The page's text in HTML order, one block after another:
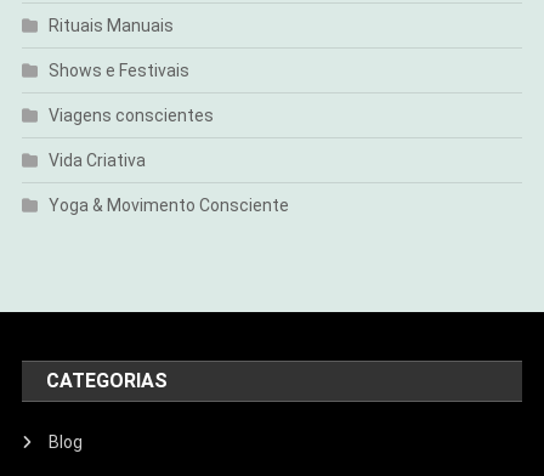
Rituais Manuais
Shows e Festivais
Viagens conscientes
Vida Criativa
Yoga & Movimento Consciente
CATEGORIAS
Blog